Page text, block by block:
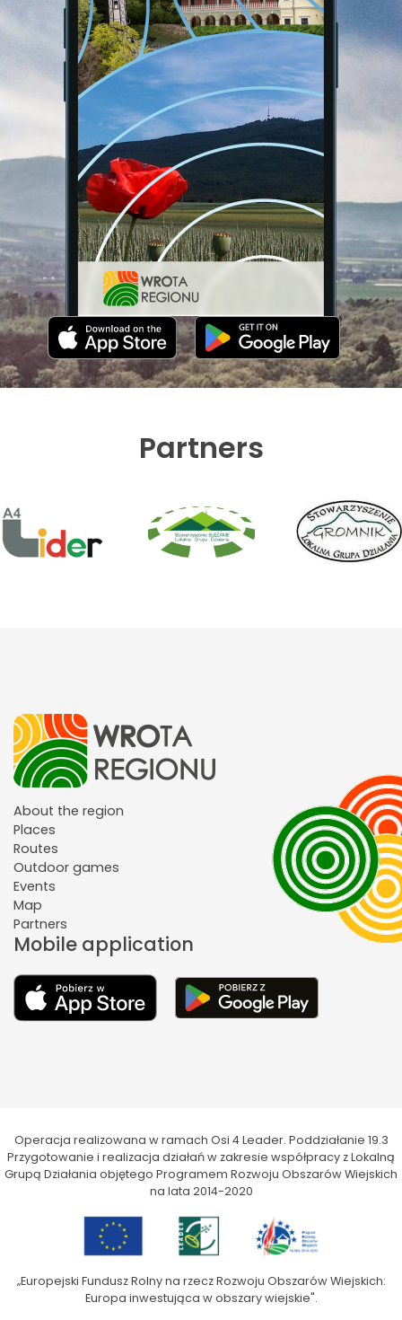
Partners
About the region
Places
Routes
Outdoor games
Events
Map
Partners
Mobile application
Operacja realizowana w ramach Osi 4 Leader. Poddziałanie 19.3
Przygotowanie i realizacja działań w zakresie współpracy z Lokalną
Grupą Działania objętego Programem Rozwoju Obszarów Wiejskich
na lata 2014-2020
„Europejski Fundusz Rolny na rzecz Rozwoju Obszarów Wiejskich:
Europa inwestująca w obszary wiejskie".